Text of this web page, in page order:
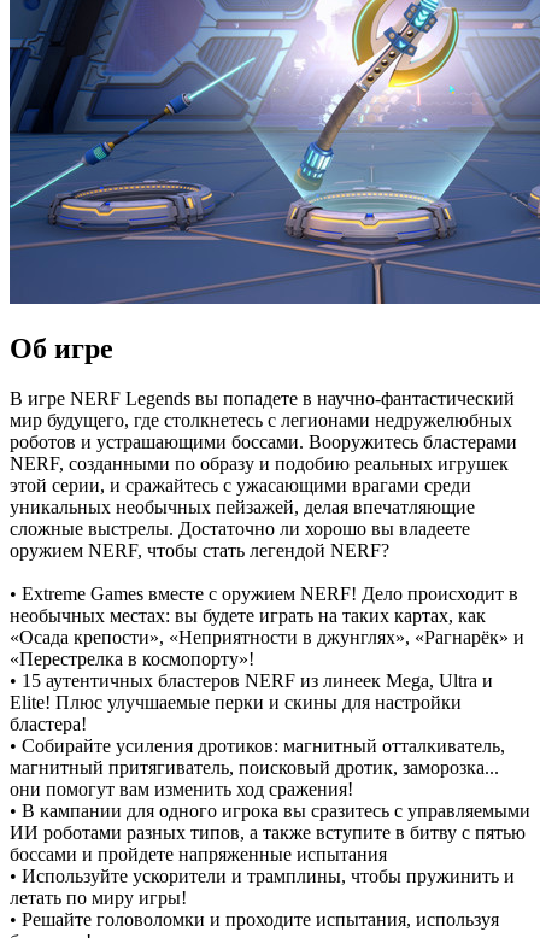
Об игре
В игре NERF Legends вы попадете в научно-фантастический
мир будущего, где столкнетесь с легионами недружелюбных
роботов и устрашающими боссами. Вооружитесь бластерами
NERF, созданными по образу и подобию реальных игрушек
этой серии, и сражайтесь с ужасающими врагами среди
уникальных необычных пейзажей, делая впечатляющие
сложные выстрелы. Достаточно ли хорошо вы владеете
оружием NERF, чтобы стать легендой NERF?
• Extreme Games вместе с оружием NERF! Дело происходит в
необычных местах: вы будете играть на таких картах, как
«Осада крепости», «Неприятности в джунглях», «Рагнарёк» и
«Перестрелка в космопорту»!
• 15 аутентичных бластеров NERF из линеек Mega, Ultra и
Elite! Плюс улучшаемые перки и скины для настройки
бластера!
• Собирайте усиления дротиков: магнитный отталкиватель,
магнитный притягиватель, поисковый дротик, заморозка...
они помогут вам изменить ход сражения!
• В кампании для одного игрока вы сразитесь с управляемыми
ИИ роботами разных типов, а также вступите в битву с пятью
боссами и пройдете напряженные испытания
• Используйте ускорители и трамплины, чтобы пружинить и
летать по миру игры!
• Решайте головоломки и проходите испытания, используя